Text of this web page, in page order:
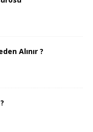
Alınır ?